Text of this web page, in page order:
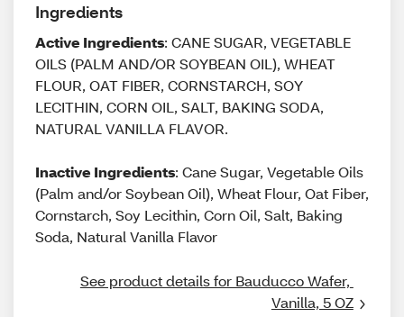
Ingredients
Active Ingredients: CANE SUGAR, VEGETABLE
OILS (PALM AND/OR SOYBEAN OIL), WHEAT
FLOUR, OAT FIBER, CORNSTARCH, SOY
LECITHIN, CORN OIL, SALT, BAKING SODA,
NATURAL VANILLA FLAVOR.
Inactive Ingredients: Cane Sugar, Vegetable Oils
(Palm and/or Soybean Oil), Wheat Flour, Oat Fiber,
Cornstarch, Soy Lecithin, Corn Oil, Salt, Baking
Soda, Natural Vanilla Flavor
See product details for Bauducco Wafer,
Vanilla, 5 OZ